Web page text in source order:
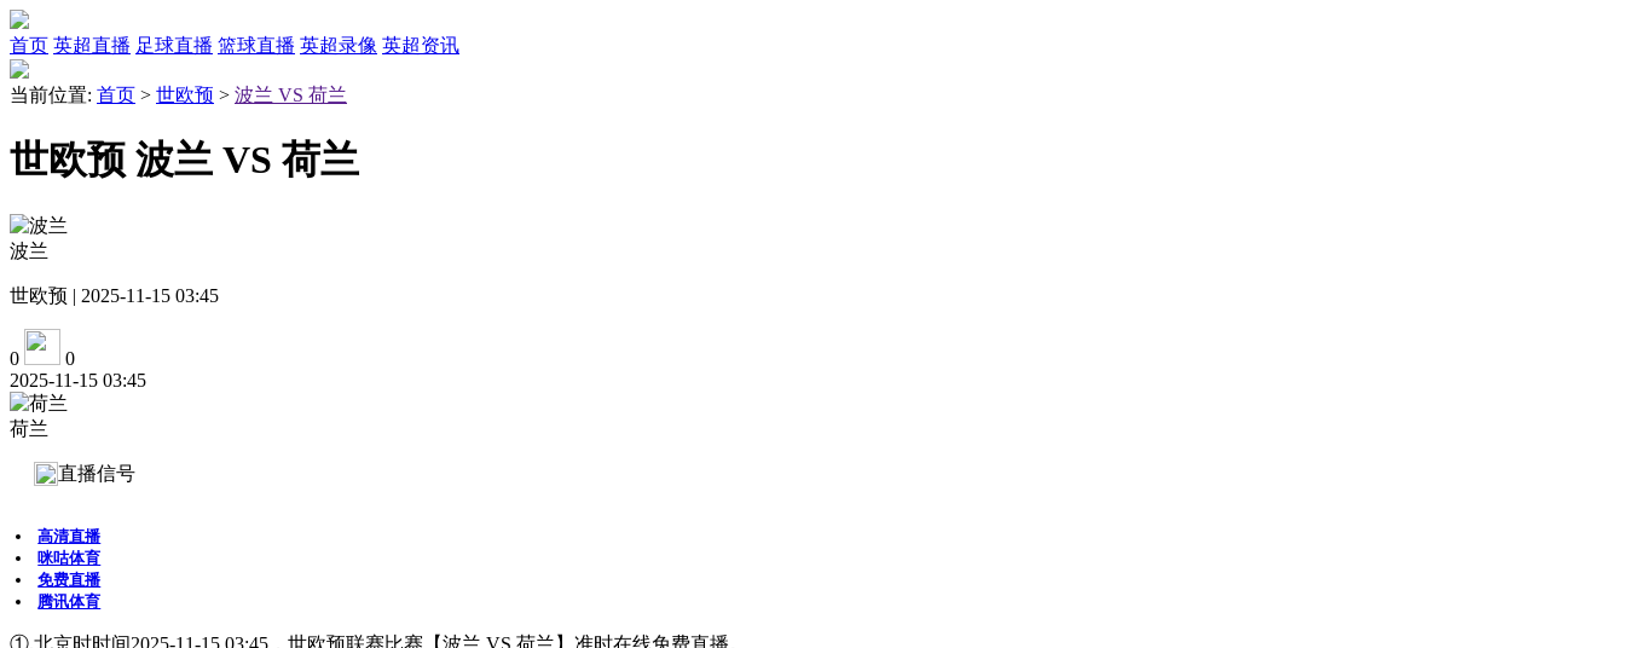
首页 英超直播 足球直播 篮球直播 英超录像 英超资讯
当前位置: 首页 > 世欧预 > 波兰 VS 荷兰
世欧预 波兰 VS 荷兰
波兰
世欧预 | 2025-11-15 03:45
0
0
2025-11-15 03:45
荷兰
直播信号
高清直播
咪咕体育
免费直播
腾讯体育
①.北京时时间2025-11-15 03:45，世欧预联赛比赛【波兰 VS 荷兰】准时在线免费直播。